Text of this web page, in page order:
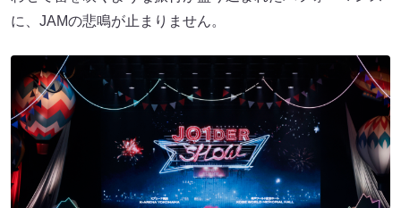
に、JAMの悲鳴が止まりません。